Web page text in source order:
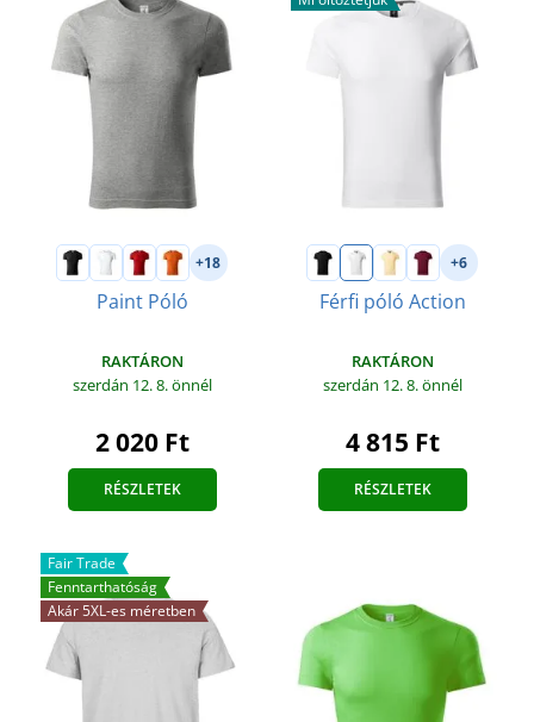
+18
Paint Póló
RAKTÁRON
szerdán 12. 8.önnél
2 020 Ft
RÉSZLETEK
+6
Férfi póló Action
RAKTÁRON
szerdán 12. 8.önnél
4 815 Ft
RÉSZLETEK
Fair Trade
Fenntarthatóság
Akár 5XL-es méretben